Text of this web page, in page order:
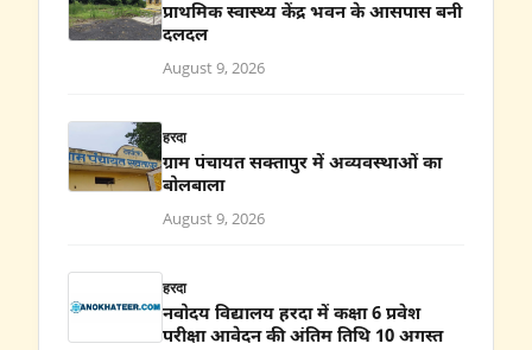
प्राथमिक स्वास्थ्य केंद्र भवन के आसपास बनी
दलदल
August 9, 2026
हरदा
ग्राम पंचायत सक्तापुर में अव्यवस्थाओं का
बोलबाला
August 9, 2026
हरदा
नवोदय विद्यालय हरदा में कक्षा 6 प्रवेश
परीक्षा आवेदन की अंतिम तिथि 10 अगस्त